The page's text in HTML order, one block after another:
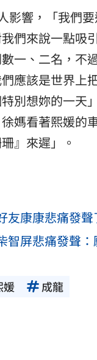
影響，「我們
們來說一點吸
一、二名，不
應該是世界上
別想妳的一天
徐媽看著熙媛的
』來遲」。
康康悲痛發聲
屏悲痛發聲：
媛 成龍